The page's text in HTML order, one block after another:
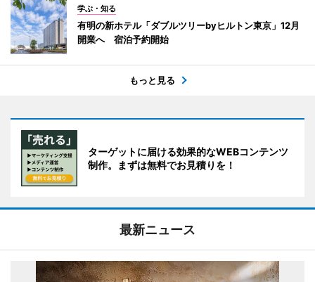
学ぶ・知る
有明の新ホテル「ダブルツリーbyヒルトン東京」12月
開業へ 宿泊予約開始
もっと見る
ターゲットに届ける効果的なWEBコンテンツ
制作。まずは無料でお見積りを！
最新ニュース